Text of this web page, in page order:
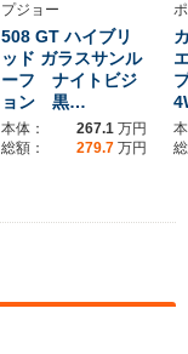
プジョー
508 GT ハイブリ
ッド ガラスサンル
ーフ ナイトビジ
ョン 黒…
本体： 267.1 万円
総額：
279.7 万円